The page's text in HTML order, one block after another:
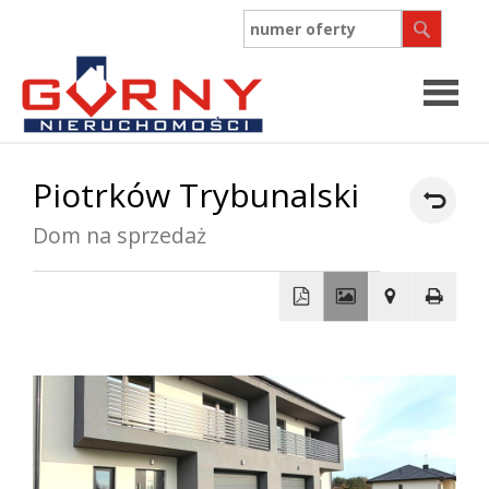
firmie
Piotrków Trybunalski
Dom na sprzedaż
−